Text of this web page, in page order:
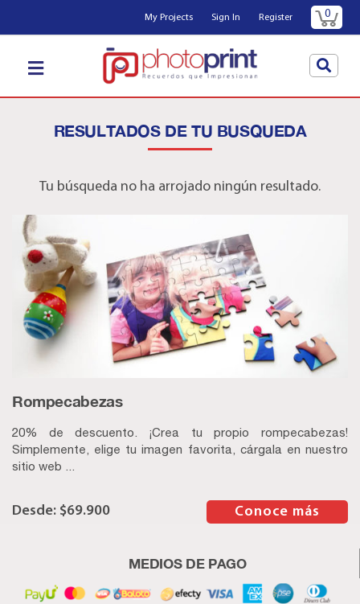
My Projects Sign In Register 0
RESULTADOS DE TU BUSQUEDA
Tu búsqueda no ha arrojado ningún resultado.
Rompecabezas
20% de descuento. ¡Crea tu propio rompecabezas!
Simplemente, elige tu imagen favorita, cárgala en nuestro
sitio web ...
$69.900 Conoce más
MEDIOS DE PAGO